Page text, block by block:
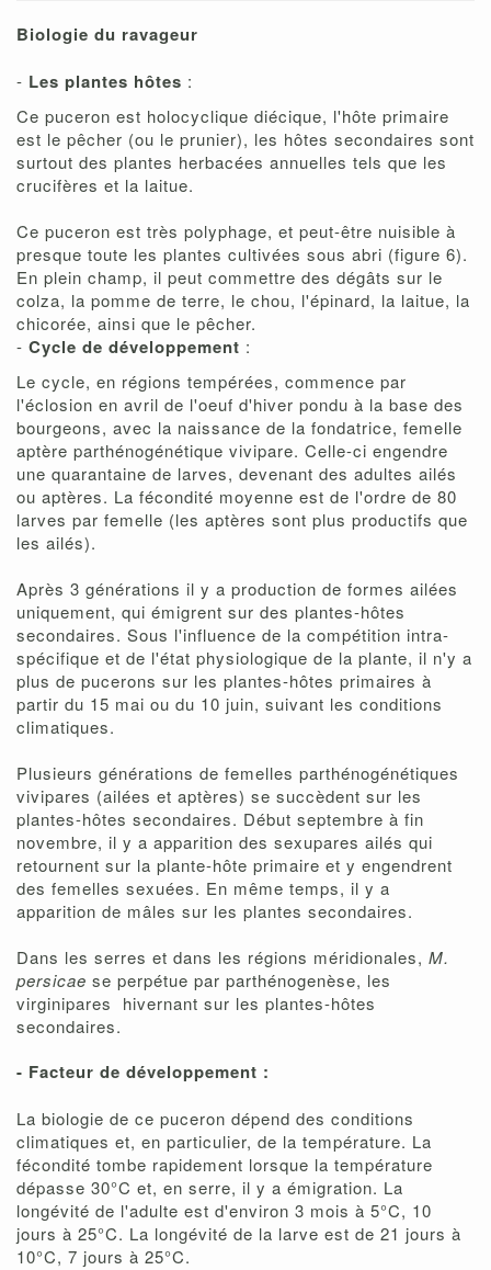
Biologie du ravageur
- Les plantes hôtes :
Ce puceron est holocyclique diécique, l'hôte primaire
est le pêcher (ou le prunier), les hôtes secondaires sont
surtout des plantes herbacées annuelles tels que les
crucifères et la laitue.
Ce puceron est très polyphage, et peut-être nuisible à
presque toute les plantes cultivées sous abri (figure 6).
En plein champ, il peut commettre des dégâts sur le
colza, la pomme de terre, le chou, l'épinard, la laitue, la
chicorée, ainsi que le pêcher.
- Cycle de développement :
Le cycle, en régions tempérées, commence par
l'éclosion en avril de l'oeuf d'hiver pondu à la base des
bourgeons, avec la naissance de la fondatrice, femelle
aptère parthénogénétique vivipare. Celle-ci engendre
une quarantaine de larves, devenant des adultes ailés
ou aptères. La fécondité moyenne est de l'ordre de 80
larves par femelle (les aptères sont plus productifs que
les ailés).
Après 3 générations il y a production de formes ailées
uniquement, qui émigrent sur des plantes-hôtes
secondaires. Sous l'influence de la compétition intra-
spécifique et de l'état physiologique de la plante, il n'y a
plus de pucerons sur les plantes-hôtes primaires à
partir du 15 mai ou du 10 juin, suivant les conditions
climatiques.
Plusieurs générations de femelles parthénogénétiques
vivipares (ailées et aptères) se succèdent sur les
plantes-hôtes secondaires. Début septembre à fin
novembre, il y a apparition des sexupares ailés qui
retournent sur la plante-hôte primaire et y engendrent
des femelles sexuées. En même temps, il y a
apparition de mâles sur les plantes secondaires.
Dans les serres et dans les régions méridionales, M.
persicae se perpétue par parthénogenèse, les
virginipares hivernant sur les plantes-hôtes
secondaires.
- Facteur de développement :
La biologie de ce puceron dépend des conditions
climatiques et, en particulier, de la température. La
fécondité tombe rapidement lorsque la température
dépasse 30°C et, en serre, il y a émigration. La
longévité de l'adulte est d'environ 3 mois à 5°C, 10
jours à 25°C. La longévité de la larve est de 21 jours à
10°C, 7 jours à 25°C.